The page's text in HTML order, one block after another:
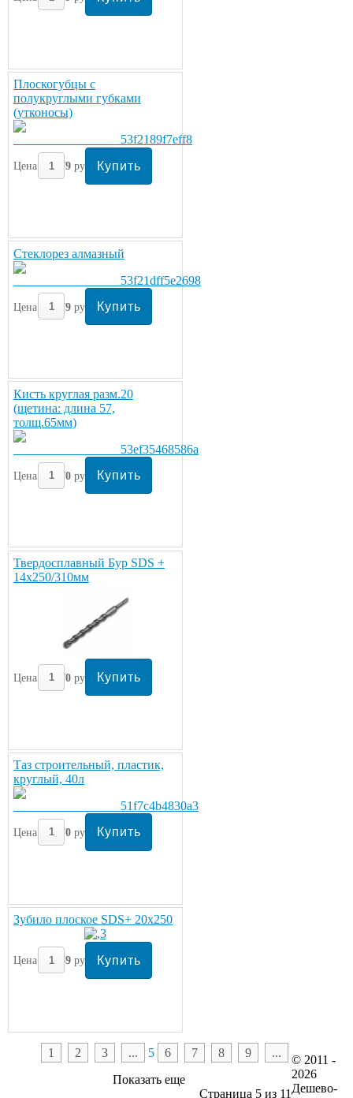
Плоскогубцы с
полукруглыми губками
(утконосы)
Цена: 279руб/шт.
Стеклорез алмазный
Цена: 279руб/шт.
Кисть круглая разм.20
(щетина: длина 57,
толщ.65мм)
Цена: 270руб/шт.
Твердосплавный Бур SDS +
14х250/310мм
Цена: 270руб/шт.
Таз строительный, пластик,
круглый, 40л
Цена: 270руб/шт.
Зубило плоское SDS+ 20х250
Цена: 259руб/шт.
1 2 3 ... 5 6 7 8 9
...
Показать еще
Страница 5 из 11
© 2011 -
2026
Дешево-